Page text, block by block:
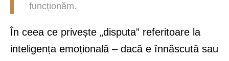
funcționăm.
În ceea ce privește „disputa” referitoare la
inteligența emoțională – dacă e înnăscută sau